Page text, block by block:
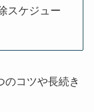
スケジュー
のコツや長続き